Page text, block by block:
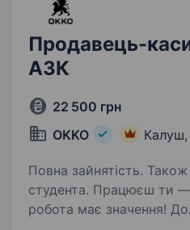
Продавець-
АЗК
22 500 грн
OKKO
Калуш,
Повна зайнятість. Також
студента. Працюєш ти — працює країна. Твоя
робота має значення!